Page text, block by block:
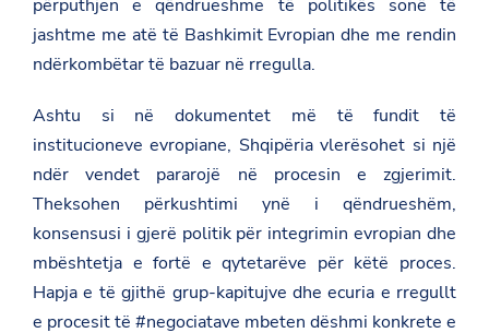
përputhjen e qëndrueshme të politikës sonë të
jashtme me atë të Bashkimit Evropian dhe me rendin
ndërkombëtar të bazuar në rregulla.
Ashtu si në dokumentet më të fundit të
institucioneve evropiane, Shqipëria vlerësohet si një
ndër vendet pararojë në procesin e zgjerimit.
Theksohen përkushtimi ynë i qëndrueshëm,
konsensusi i gjerë politik për integrimin evropian dhe
mbështetja e fortë e qytetarëve për këtë proces.
Hapja e të gjithë grup-kapitujve dhe ecuria e rregullt
e procesit të #negociatave mbeten dëshmi konkrete e